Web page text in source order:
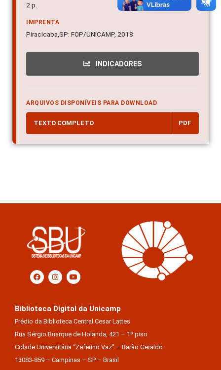
2 p.
IMPRENTA
Piracicaba,SP: FOP/UNICAMP, 2018
INDICADORES
ARQUIVOS DISPONÍVEIS PARA DOWNLOAD
TEXTO COMPLETO PDF
Biblioteca Digital da Unicamp
Prédio da Biblioteca Central Cesar Lattes
Rua Sérgio Buarque de Holanda, 421 – 1º piso
Cidade Universitária “Zeferino Vaz” – Barão Geraldo
13083-859 – Campinas – SP – Brasil